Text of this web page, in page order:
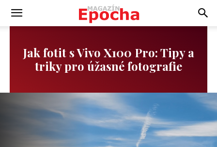
Jak fotit s Vivo X100 Pro: Tipy a
triky pro úžasné fotografie